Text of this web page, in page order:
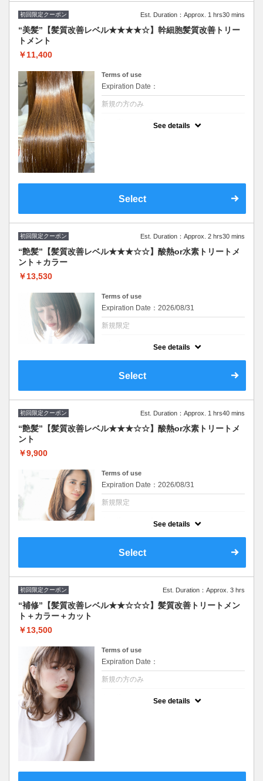
初回限定クーポン Est. Duration：Approx. 1 hrs30 mins
“美髪”【髪質改善レベル★★★★☆】幹細胞髪質改善トリー
トメント
￥11,400
Terms of use
Expiration Date：
新規の方のみ
See details
Select
初回限定クーポン Est. Duration：Approx. 2 hrs30 mins
“艶髪”【髪質改善レベル★★★☆☆】酸熱or水素トリートメ
ント＋カラー
￥13,530
Terms of use
Expiration Date：2026/08/31
新規限定
髪質に合わせて最適なトリートメントを２種
類から担当スタイリストがご提案致します。
髪のお悩みご相談ください♪
※施術時間はあくまで目安時間となりますの
で余裕を持ったご予約をお願い致します。
See details
Select
初回限定クーポン Est. Duration：Approx. 1 hrs40 mins
“艶髪”【髪質改善レベル★★★☆☆】酸熱or水素トリートメ
ント
￥9,900
Terms of use
Expiration Date：2026/08/31
新規限定
類から担当スタイリストがご提案致します。
髪のお悩みご相談ください♪
で余裕を持ったご予約をお願い致します。
See details
Select
初回限定クーポン Est. Duration：Approx. 3 hrs
“補修”【髪質改善レベル★★☆☆☆】髪質改善トリートメン
ト＋カラー＋カット
￥13,500
Terms of use
Expiration Date：
新規の方のみ
See details